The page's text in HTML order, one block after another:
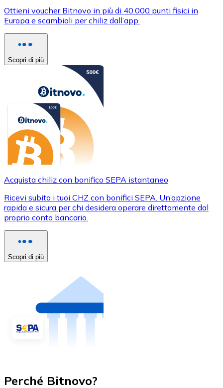
Ottieni voucher Bitnovo in più di 40.000 punti fisici in
Europa e scambiali per chiliz dall’app.
Scopri di più
Acquista chiliz con bonifico SEPA istantaneo
Ricevi subito i tuoi CHZ con bonifici SEPA. Un’opzione
rapida e sicura per chi desidera operare direttamente dal
proprio conto bancario.
Scopri di più
Perché Bitnovo?